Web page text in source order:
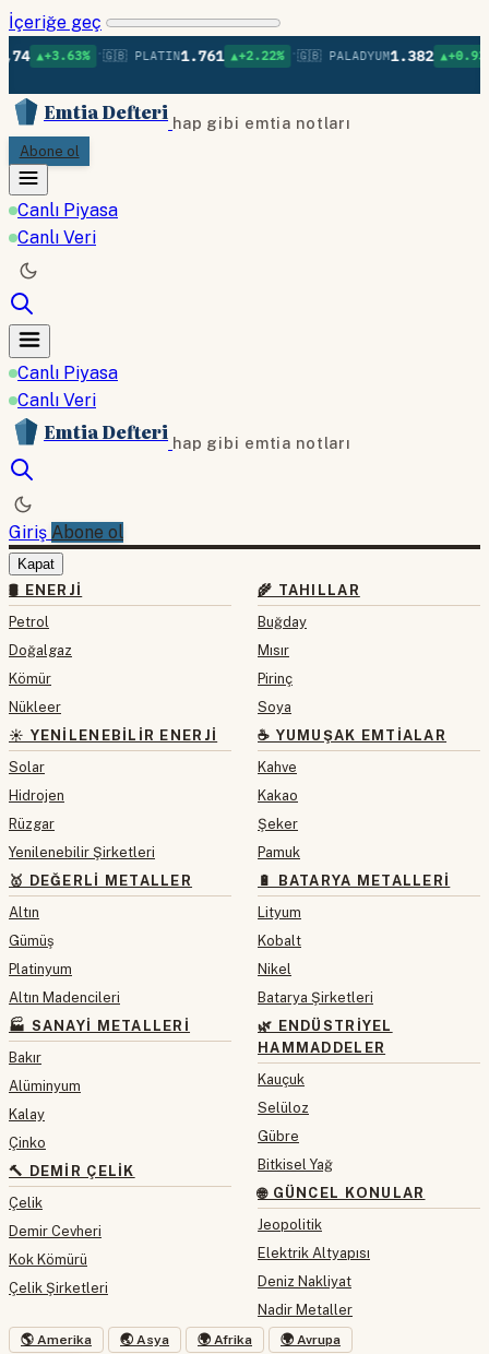
İçeriğe geç
• 🇬🇧 PLATIN1.761 ▲+2.22% • 🇬🇧 PALADYUM1.382 ▲+0.93% • 🇬🇧
Emtia Defteri hap gibi emtia notları
Abone ol
Canlı Piyasa
Canlı Veri
Canlı Piyasa
Canlı Veri
Emtia Defteri hap gibi emtia notları
Giriş Abone ol
Kapat
🛢 ENERJI
Petrol
Doğalgaz
Kömür
Nükleer
☀️ YENILENEBILIR ENERJI
Solar
Hidrojen
Rüzgar
Yenilenebilir Şirketleri
🥇 DEĞERLI METALLER
Altın
Gümüş
Platinyum
Altın Madencileri
🏭 SANAYI METALLERI
Bakır
Alüminyum
Kalay
Çinko
🔨 DEMIR ÇELIK
Çelik
Demir Cevheri
Kok Kömürü
Çelik Şirketleri
🌾 TAHILLAR
Buğday
Mısır
Pirinç
Soya
☕ YUMUŞAK EMTIALAR
Kahve
Kakao
Şeker
Pamuk
🔋 BATARYA METALLERI
Lityum
Kobalt
Nikel
Batarya Şirketleri
🌿 ENDÜSTRIYEL
HAMMADDELER
Kauçuk
Selüloz
Gübre
Bitkisel Yağ
🌐 GÜNCEL KONULAR
Jeopolitik
Elektrik Altyapısı
Deniz Nakliyat
Nadir Metaller
🌎 Amerika 🌏 Asya 🌍 Afrika 🌍 Avrupa